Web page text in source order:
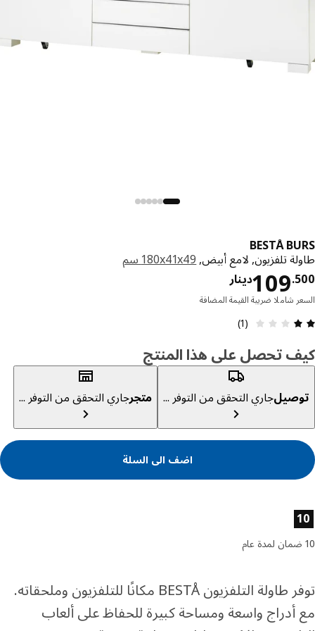
BESTÅ
تلفزيون, لامع أبيض,‎180x41x49 سم‏
دينار109. دينار 109.500
شاملا ضريبة القيمة المضافة
استعراض: 2 من أصل 5 النجوم. إجمالي التقييمات: 1
(1)
تحصل على هذا المنتج
جاري التحقق من التوفر ... متجرجاري التحقق من التوفر ...
اضف الى السلة
المنتج
توفر طاولة التلفزيون BESTÅ مكانًا للتلفزيون وملحقاته.
واسعة ومساحة كبيرة للحفاظ على ألعاب